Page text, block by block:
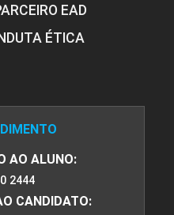
EAD
ÉTICA
AO ALUNO:
2444
CANDIDATO: